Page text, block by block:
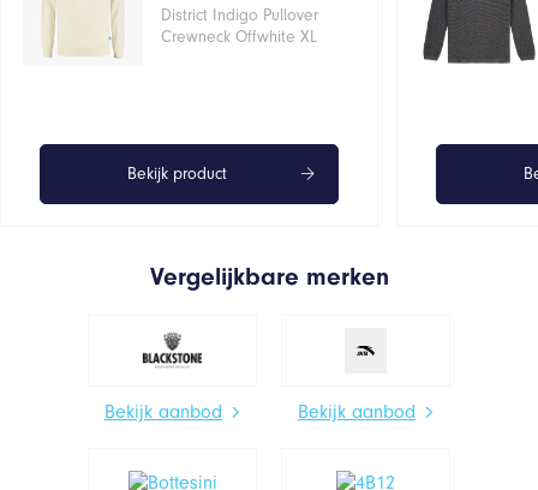
was:
€89,95.
is:
€35,98.
District Indigo Pullover
Crewneck Offwhite XL
Bekijk product
Vergelijkbare merken
Bekijk aanbod Bekijk aanbod